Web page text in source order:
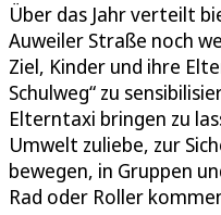
Über das Jahr verteilt
Auweiler Straße noch
Ziel, Kinder und ihre
Schulweg“ zu
Elterntaxi bringen zu
Umwelt zuliebe, zur
bewegen, in Gruppen
Rad oder Roller